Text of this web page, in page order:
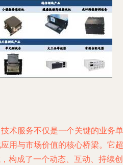
技术服务不仅是一个关键的业务单
用与市场价值的核心桥梁。它超
构成了一个动态、互动、持续创